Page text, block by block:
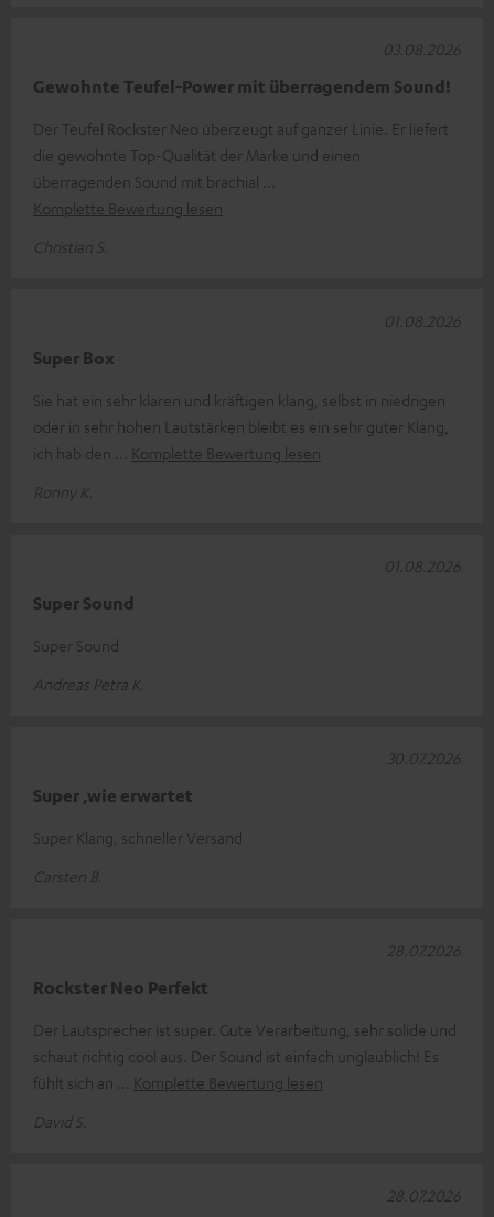
Gewohnte Teufel-Power mit überragendem Sound!
Der Teufel Rockster Neo überzeugt auf ganzer Linie. Er liefert
die gewohnte Top-Qualität der Marke und einen
überragenden Sound mit brachial
Komplette Bewertung lesen
Christian S.
03.08.2026
Super Box
Sie hat ein sehr klaren und kräftigen klang, selbst in niedrigen
oder in sehr hohen Lautstärken bleibt es ein sehr guter Klang,
ich hab den
Komplette Bewertung lesen
Ronny K.
01.08.2026
Super Sound
Super Sound
Andreas Petra K.
01.08.2026
Super ,wie erwartet
Super Klang, schneller Versand
Carsten B.
30.07.2026
Rockster Neo Perfekt
Der Lautsprecher ist super. Gute Verarbeitung, sehr solide und
schaut richtig cool aus. Der Sound ist einfach unglaublich! Es
fühlt sich an
Komplette Bewertung lesen
David S.
28.07.2026
28.07.2026